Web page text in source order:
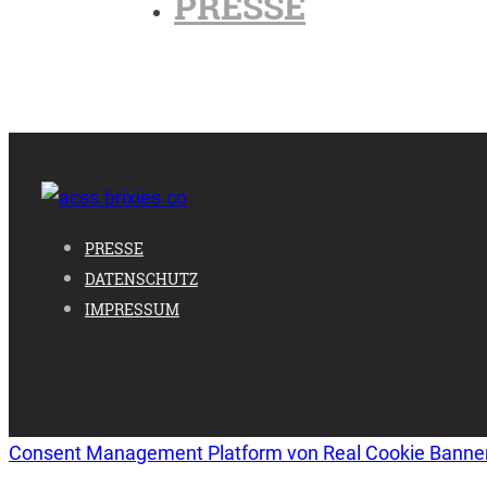
PRESSE
DATENSCHUTZ
IMPRESSUM
Consent Management Platform von Real Cookie